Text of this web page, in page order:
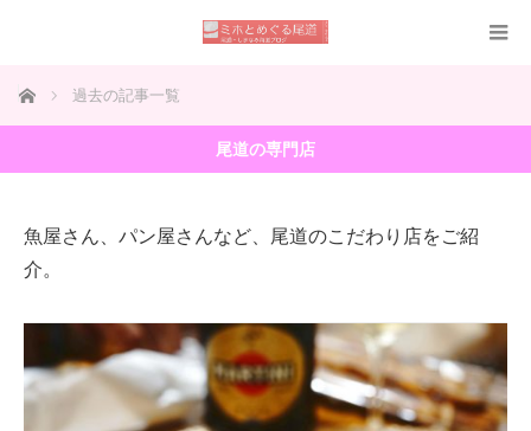
ホーム 過去の記事一覧
尾道の専門店
魚屋さん、パン屋さんなど、尾道のこだわり店をご紹
介。